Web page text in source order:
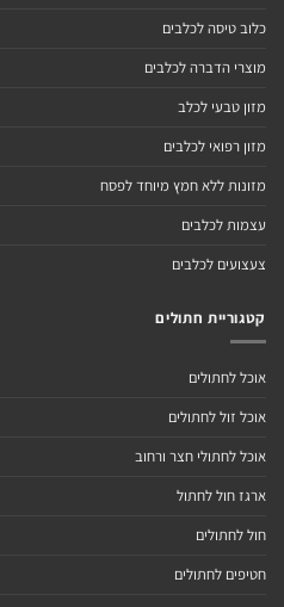
כלוב טיסה לכלבים
מוצרי הדברה לכלבים
מזון טבעי לכלב
מזון רפואי לכלבים
מזונות ללא חמץ מיוחד לפסח
עצמות לכלבים
צעצועים לכלבים
קטגוריית חתולים
אוכל לחתולים
אוכל זול לחתולים
אוכל לחתולי חצר ורחוב
ארגז חול לחתול
חול לחתולים
חטיפים לחתולים